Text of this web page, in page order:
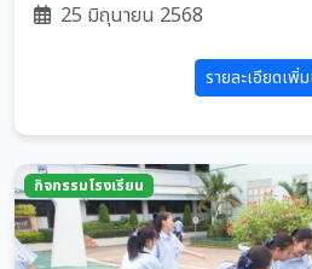
25 มิถุนายน 2568
รายละเอียดเพิ่
กิจกรรมโรงเรียน